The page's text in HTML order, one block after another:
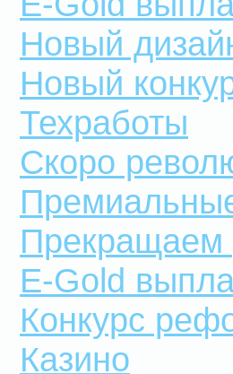
Новый
Новый
Техработы
Скоро
Прекращаем
E-Gold
Конкурс
Казино